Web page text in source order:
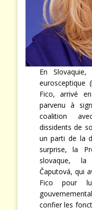
En
eurosceptique
Fico, arrivé
parvenu à
coalition
dissidents de
un parti de la
surprise, la
slovaque, la
Čaputová, qui
Fico pour
confier les